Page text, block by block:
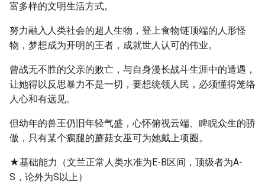
富多样的文明生活方式。
努力融入人类社会的超人生物，登上食物链顶端的人形怪
物，梦想成为开明的王者，成就世人认可的伟业。
曾战无不胜的父亲的败亡，与自身漫长战斗生涯中的遭遇，
让她得以反思暴力不是一切，要想统领人民，必须懂得笼络
人心和有远见。
但幼年的兽王仍旧年轻气盛，心怀俯视云端、睥睨众生的骄
傲，只有某个瘸腿的蘑菇女巫可为她戴上项圈。
★基础能力（文兰正常人类水准为E-B区间，顶级者为A-
S，论外为S以上）